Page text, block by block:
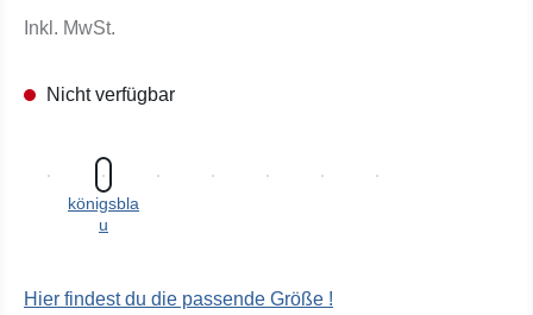
Inkl. MwSt.
Nicht verfügbar
königsbla
u
Hier findest du die passende Größe !